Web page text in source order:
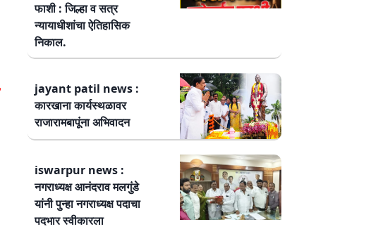
फाशी : जिल्हा व सत्र
न्यायाधीशांचा ऐतिहासिक
निकाल.
jayant patil news :
कारखाना कार्यस्थळावर
राजारामबापूंना अभिवादन
iswarpur news :
नगराध्यक्ष आनंदराव मलगुंडे
यांनी पुन्हा नगराध्यक्ष पदाचा
पदभार स्वीकारला